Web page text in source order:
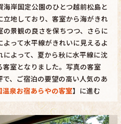
岸国定公園のひとつ越前松島と
地しており、客室から海がきれ
景観の良さを保ちつつ、さらに
って水平線がきれいに見えるよ
よって、夏から秋に水平線に沈
室となりました。写真の客室
で、ご宿泊の要望の高い人気のあ
温泉お宿あらやの客室】に進む